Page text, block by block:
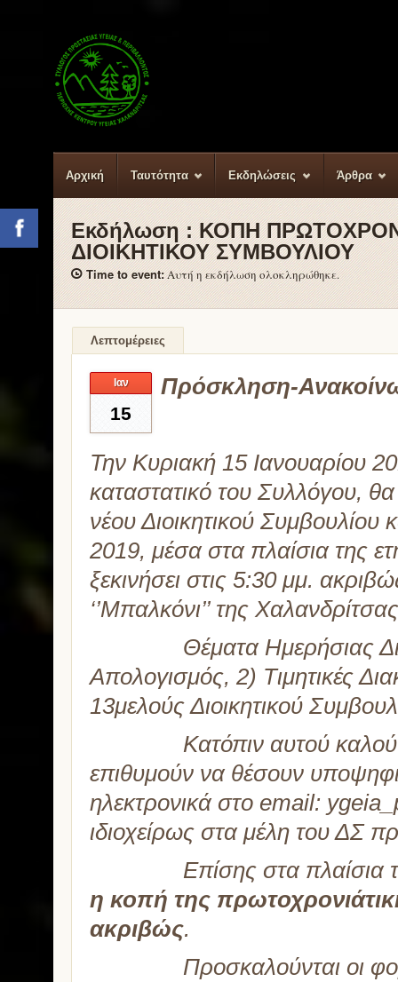
Αρχική Ταυτότητα Εκδηλώσεις Άρθρα
Εκδήλωση :ΚΟΠΗ
ΔΙΟΙΚΗΤΙΚΟΥ ΣΥΜΒΟΥΛΙΟΥ
Time to event:Αυτή η εκδήλωση ολοκληρώθηκε.
Λεπτομέρειες
Ιαν
15
Πρόσκληση-
Την Κυριακή 15 Ιανουαρίου
καταστατικό του Συλλόγου, θα
νέου Διοικητικού
2019, μέσα στα πλαίσια της
ξεκινήσει στις 5:30 μμ.
‘’Μπαλκόνι’’ της
Θέματα Ημερήσιας
Απολογισμός, 2) Τιμητικές
13μελούς Διοικητικού
Κατόπιν αυτού
επιθυμούν να θέσουν
ηλεκτρονικά στο email:
ιδιοχείρως στα μέλη του ΔΣ
Επίσης στα πλαίσια της
η κοπή της
ακριβώς.
Προσκαλούνται οι
Facebook